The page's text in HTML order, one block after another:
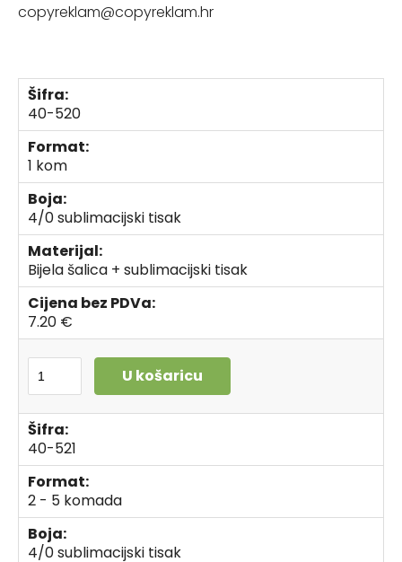
copyreklam@copyreklam.hr
Šifra:
40-520
Format:
1 kom
Boja:
4/0 sublimacijski tisak
Materijal:
Bijela šalica + sublimacijski tisak
Cijena bez PDVa:
7.20 €
U košaricu
Šifra:
40-521
Format:
2 - 5 komada
Boja:
4/0 sublimacijski tisak